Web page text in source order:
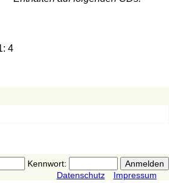
4
Kennwort:
Datenschutz
Impressum